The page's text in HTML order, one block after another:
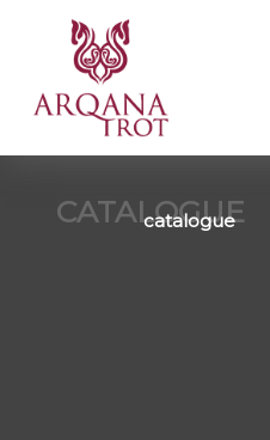
CATALOGUE
catalogue